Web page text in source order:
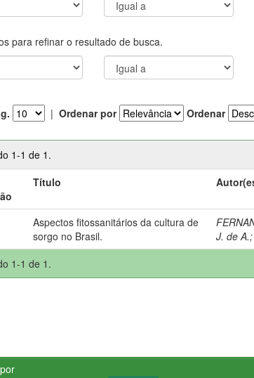
para refinar o resultado de busca.
| Ordenar por Ordenar
1-1 de 1.
Título
Aspectos fitossanitários da cultura de
sorgo no Brasil.
J. de A.
1-1 de 1.